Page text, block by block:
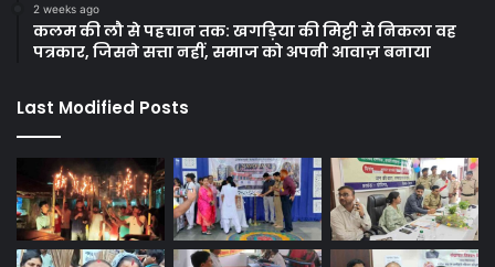
2 weeks ago
कलम की लौ से पहचान तक: खगड़िया की मिट्टी से निकला वह
पत्रकार, जिसने सत्ता नहीं, समाज को अपनी आवाज़ बनाया
Last Modified Posts